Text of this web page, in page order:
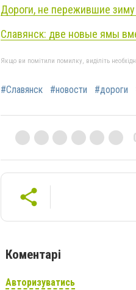
Дороги, не пережившие
Славянск: две новые ямы
Якщо ви помітили помилку, виділіть
#Славянск #новости #дороги
Коментарі
Авторизуватись